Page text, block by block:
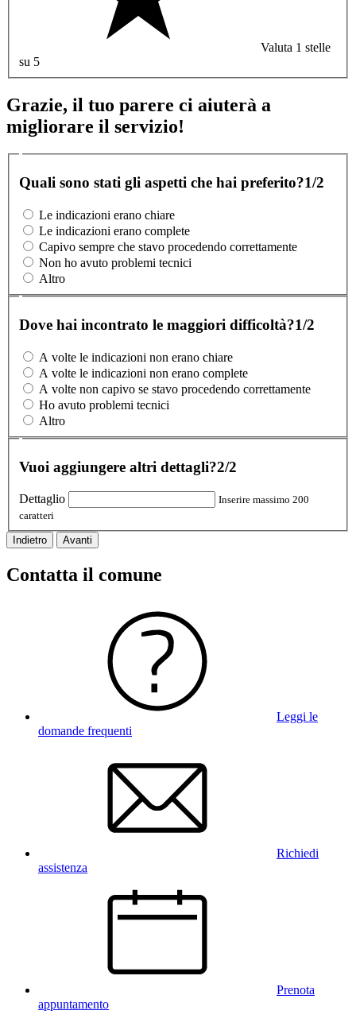
Valuta 1 stelle
su 5
Grazie, il tuo parere ci aiuterà a
migliorare il servizio!
Quali sono stati gli aspetti che hai preferito?1/2
Le indicazioni erano chiare
Le indicazioni erano complete
Capivo sempre che stavo procedendo correttamente
Non ho avuto problemi tecnici
Altro
Dove hai incontrato le maggiori difficoltà?1/2
A volte le indicazioni non erano chiare
A volte le indicazioni non erano complete
A volte non capivo se stavo procedendo correttamente
Ho avuto problemi tecnici
Altro
Vuoi aggiungere altri dettagli?2/2
Dettaglio
Inserire massimo 200
caratteri
Indietro Avanti
Contatta il comune
Leggi le
domande frequenti
Richiedi
assistenza
Prenota
appuntamento